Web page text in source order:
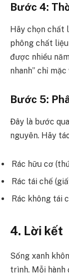
Bước 4:
Hãy chọn chất
phông chất
được nhiều
nhanh” chỉ mặc
Bước 5:
Đây là bước
nguyên. Hãy
Rác hữu cơ
Rác tái chế
Rác không tái
4. Lời kết
Sống xanh
trình. Mỗi